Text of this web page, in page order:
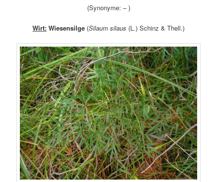
(Synonyme: – )
Wirt: Wiesensilge (Silaum silaus (L.) Schinz & Thell.)